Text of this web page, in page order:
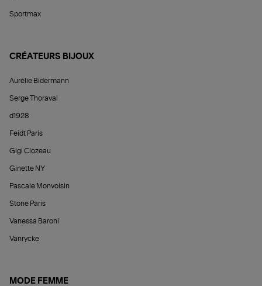
Sportmax
CRÉATEURS BIJOUX
Aurélie Bidermann
Serge Thoraval
d1928
Feidt Paris
Gigi Clozeau
Ginette NY
Pascale Monvoisin
Stone Paris
Vanessa Baroni
Vanrycke
MODE FEMME